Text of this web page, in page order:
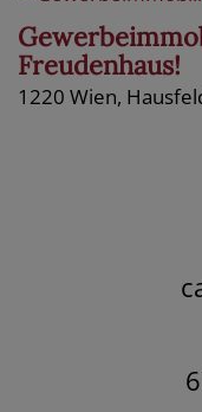
Freudenhaus!
1220 Wien,